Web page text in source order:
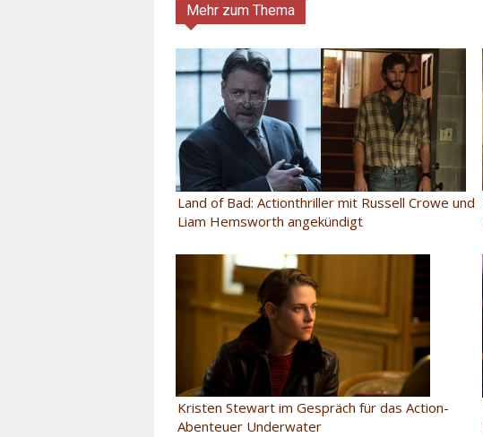
Mehr zum Thema
Land of Bad: Actionthriller mit Russell Crowe und
Liam Hemsworth angekündigt
Kristen Stewart im Gespräch für das Action-
Abenteuer Underwater